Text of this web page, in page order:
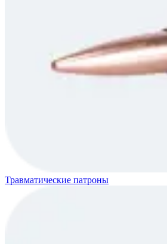
Травматические патроны